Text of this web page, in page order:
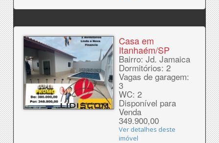
Casa em
Itanhaém/SP
Bairro: Jd. Jamaica
Dormitórios: 2
Vagas de garagem:
3
WC: 2
Disponível para
Venda
349.900,00
Ver detalhes deste
imóvel